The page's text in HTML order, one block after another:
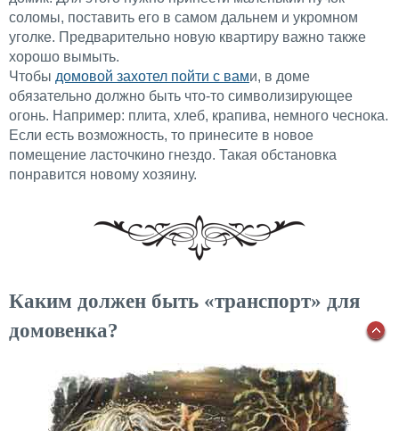
соломы, поставить его в самом дальнем и укромном
уголке. Предварительно новую квартиру важно также
хорошо вымыть.
Чтобы домовой захотел пойти с вами, в доме
обязательно должно быть что-то символизирующее
огонь. Например: плита, хлеб, крапива, немного чеснока.
Если есть возможность, то принесите в новое
помещение ласточкино гнездо. Такая обстановка
понравится новому хозяину.
Каким должен быть «транспорт» для
домовенка?